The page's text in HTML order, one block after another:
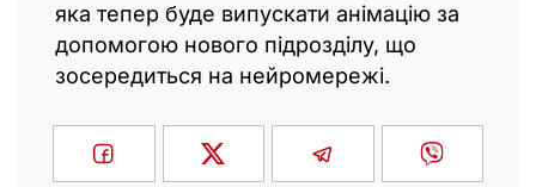
яка тепер буде випускати анімацію за
допомогою нового підрозділу, що
зосередиться на нейромережі.